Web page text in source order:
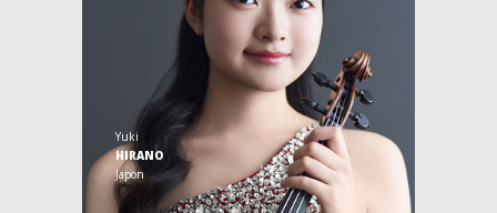
Yuki
HIRANO
Japon